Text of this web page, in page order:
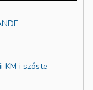
KM i szóste